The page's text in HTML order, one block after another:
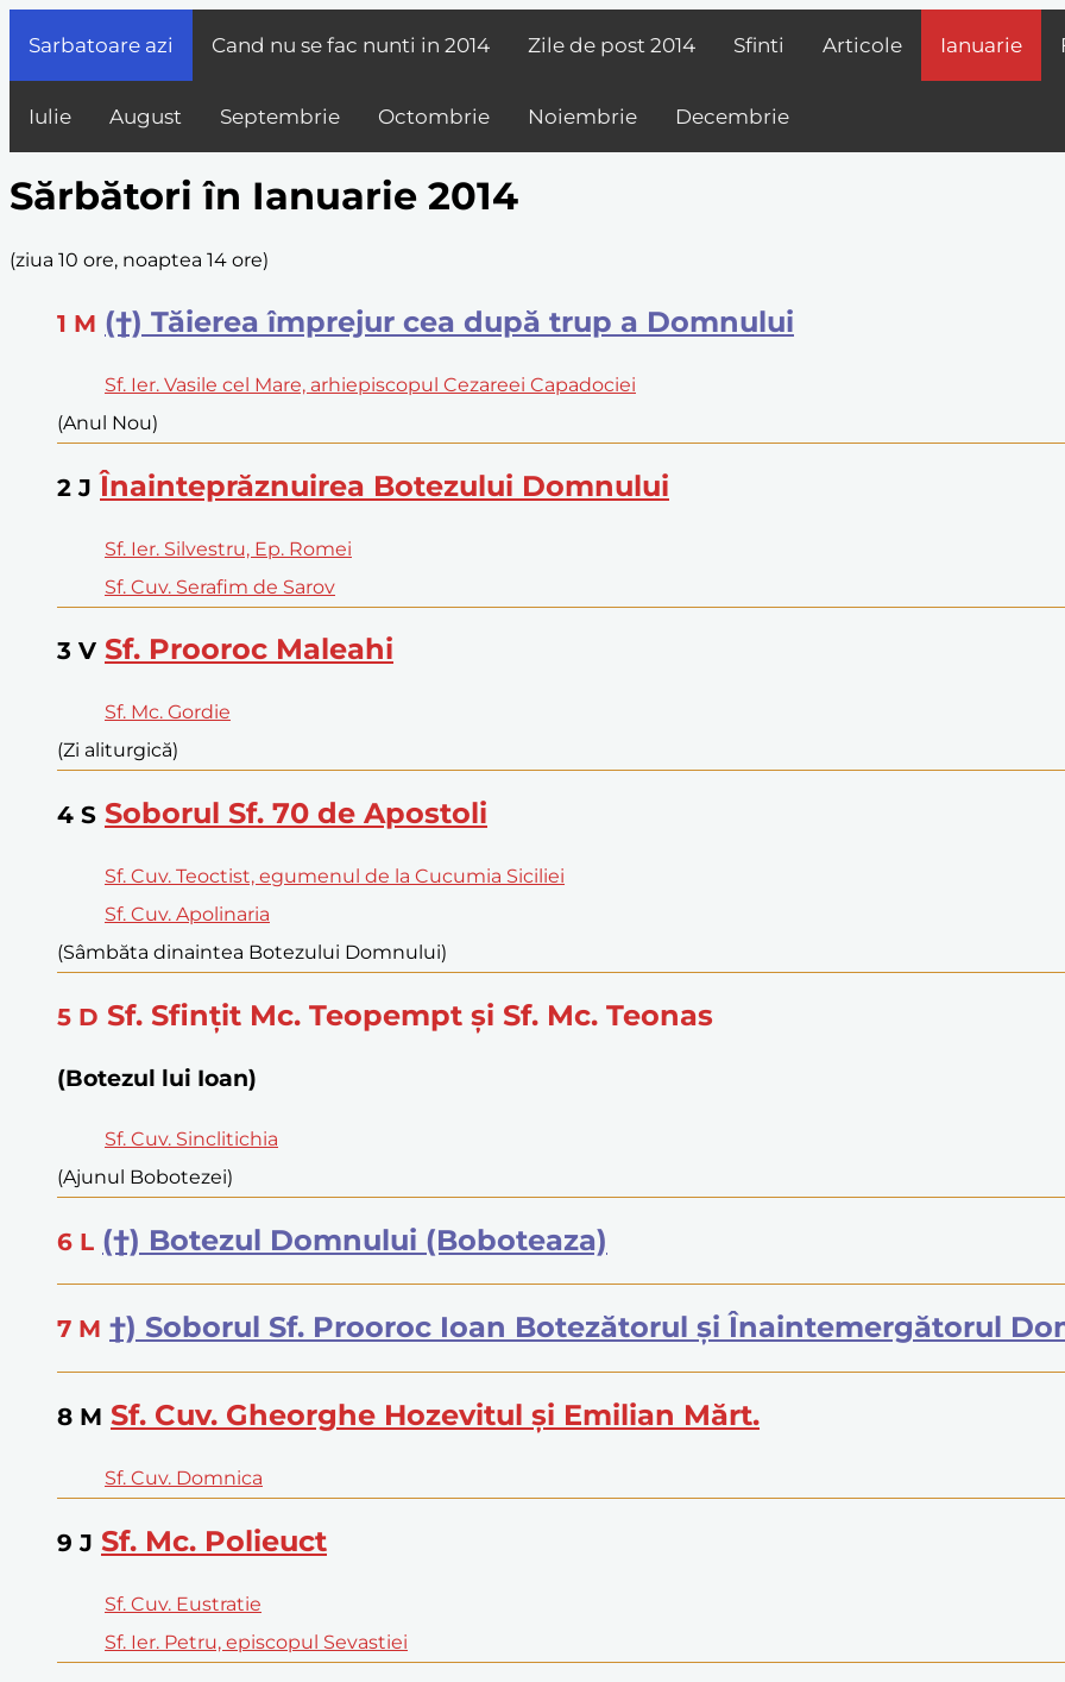
Sarbatoare azi Cand nu se fac nunti in 2014 Zile de post 2014 Sfinti Articole Ianuarie
Iulie August Septembrie Octombrie Noiembrie Decembrie
Sărbători în Ianuarie 2014
(ziua 10 ore, noaptea 14 ore)
1 M (†) Tăierea împrejur cea după trup a Domnului
Sf. Ier. Vasile cel Mare, arhiepiscopul Cezareei Capadociei
(Anul Nou)
2 J Înainteprăznuirea Botezului Domnului
Sf. Ier. Silvestru, Ep. Romei
Sf. Cuv. Serafim de Sarov
3 V Sf. Prooroc Maleahi
Sf. Mc. Gordie
(Zi aliturgică)
4 S Soborul Sf. 70 de Apostoli
Sf. Cuv. Teoctist, egumenul de la Cucumia Siciliei
Sf. Cuv. Apolinaria
(Sâmbăta dinaintea Botezului Domnului)
5 D Sf. Sfinţit Mc. Teopempt şi Sf. Mc. Teonas
(Botezul lui Ioan)
Sf. Cuv. Sinclitichia
(Ajunul Bobotezei)
6 L (†) Botezul Domnului (Boboteaza)
7 M †) Soborul Sf. Prooroc Ioan Botezătorul şi Înaintemergătorul
8 M Sf. Cuv. Gheorghe Hozevitul şi Emilian Mărt.
Sf. Cuv. Domnica
9 J Sf. Mc. Polieuct
Sf. Cuv. Eustratie
Sf. Ier. Petru, episcopul Sevastiei